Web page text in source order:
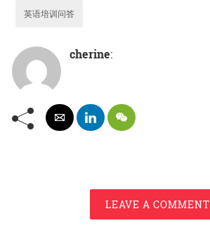
英语培训问答
cherine:
LEAVE A COMMENT